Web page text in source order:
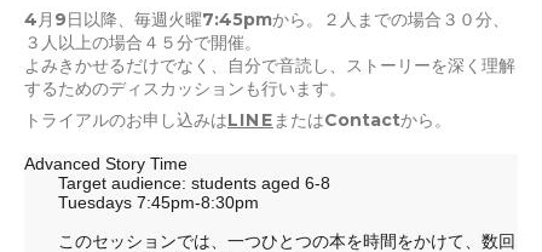
4月9日以降、毎週火曜7:45pmから。２人までの場合３０分、
３人以上の場合４５分で開催。
よみきかせるだけでなく、自分で音読し、ストーリーを深く理解
するためのディスカッションも行います。
トライアルのお申し込みはLINEまたはContactから。
Advanced Story Time
Target audience: students aged 6-8
Tuesdays 7:45pm-8:30pm
このセッションでは、一つひとつの本を時間をかけて、数回